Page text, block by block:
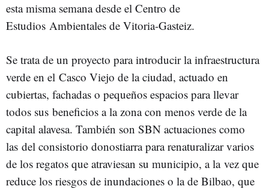
esta misma semana desde el Centro de
Estudios Ambientales de Vitoria-Gasteiz.
Se trata de un proyecto para introducir la infraestructura
verde en el Casco Viejo de la ciudad, actuado en
cubiertas, fachadas o pequeños espacios para llevar
todos sus beneficios a la zona con menos verde de la
capital alavesa. También son SBN actuaciones como
las del consistorio donostiarra para renaturalizar varios
de los regatos que atraviesan su municipio, a la vez que
reduce los riesgos de inundaciones o la de Bilbao, que